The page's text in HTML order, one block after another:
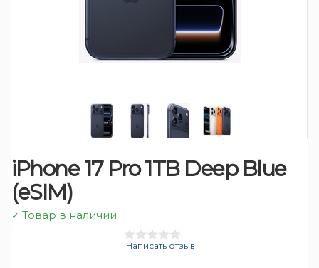
iPhone 17 Pro 1TB Deep Blue
(eSIM)
✓ Товар в наличии
Написать отзыв